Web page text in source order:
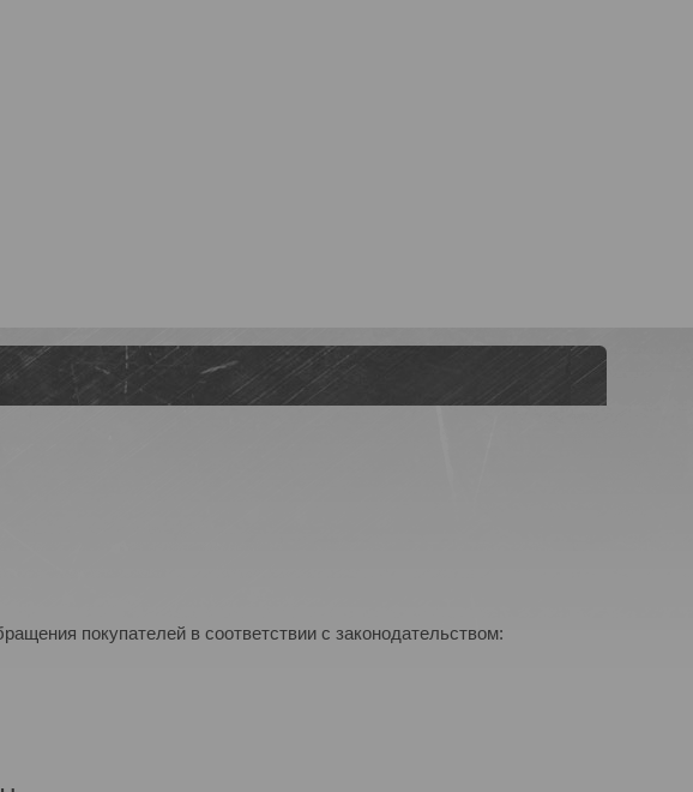
покупателей в соответствии с законодательством: